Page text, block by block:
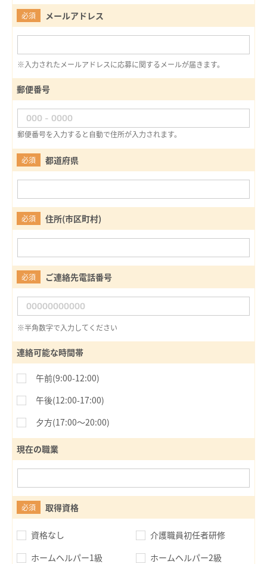
必須 メールアドレス
※入力されたメールアドレスに応募に関するメールが届きます。
郵便番号
郵便番号を入力すると自動で住所が入力されます。
必須 都道府県
必須 住所(市区町村)
必須 ご連絡先電話番号
※半角数字で入力してください
連絡可能な時間帯
午前(9:00-12:00)
午後(12:00-17:00)
夕方(17:00〜20:00)
現在の職業
必須 取得資格
資格なし
介護職員初任者研修
ホームヘルパー1級
ホームヘルパー2級